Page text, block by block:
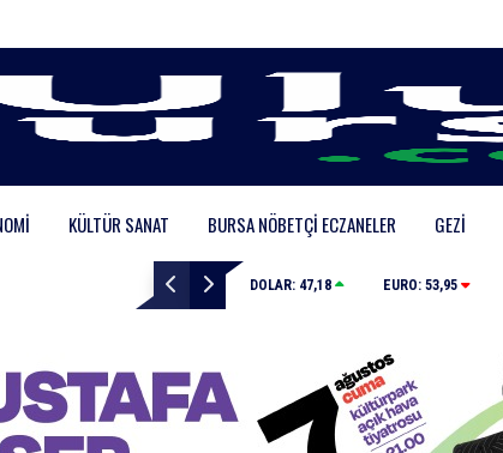
KÜLTÜR SANAT BURSA NÖBETÇI ECZANELER GEZI
İznik Gölü’ne düşen genç hayatını kaybetti,
DOLAR: 47,18 EURO: 53,95